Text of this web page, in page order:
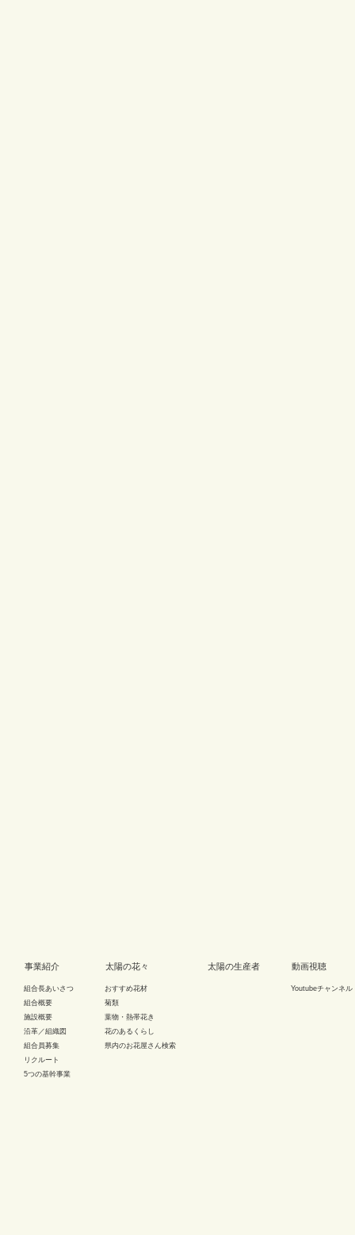
事業紹介
組合長あいさつ
組合概要
施設概要
沿革／組織図
組合員募集
リクルート
5つの基幹事業
太陽の花々
おすすめ花材
菊類
葉物・熱帯花き
花のあるくらし
県内のお花屋さん検索
太陽の生産者 動画視聴
Youtubeチャンネル